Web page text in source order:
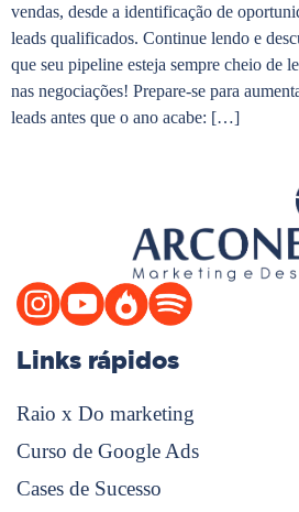
vendas, desde a identificação de
leads qualificados. Continue lendo e
que seu pipeline esteja sempre cheio de
nas negociações! Prepare-se para
leads antes que o ano acabe: […]
Links rápidos
Raio x Do marketing
Curso de Google Ads
Cases de Sucesso